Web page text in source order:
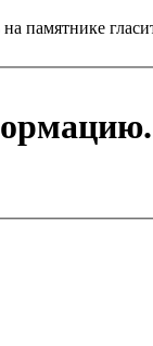
памятнике